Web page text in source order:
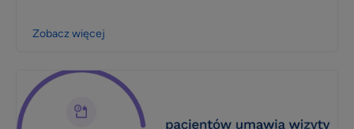
Zobacz więcej